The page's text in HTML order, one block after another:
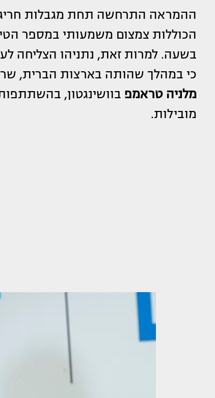
ההמראה התרחשה תחת מגבלות
בשעה. למרות זאת, נתניהו הצליחה
כי במהלך שהותה בארצות הברית,
מלניה טראמפ
מובילות.